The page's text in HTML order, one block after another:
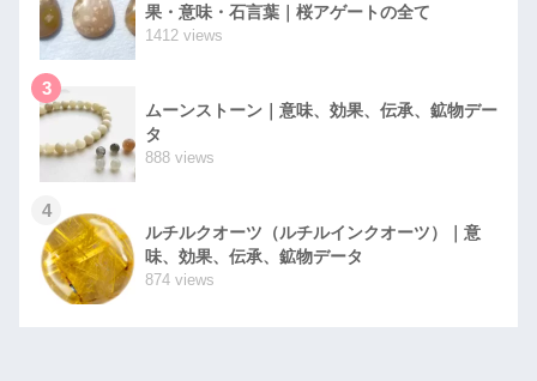
果・意味・石言葉｜桜アゲートの全て
1412 views
3
ムーンストーン｜意味、効果、伝承、鉱物デー
タ
888 views
4
ルチルクオーツ（ルチルインクオーツ）｜意
味、効果、伝承、鉱物データ
874 views